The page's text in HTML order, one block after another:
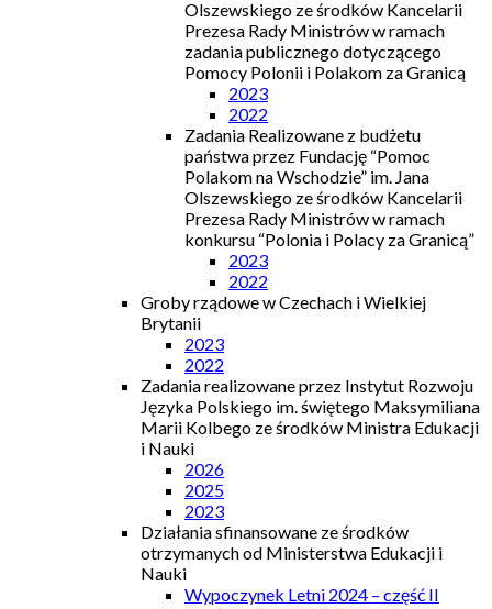
Olszewskiego ze środków Kancelarii
Prezesa Rady Ministrów w ramach
zadania publicznego dotyczącego
Pomocy Polonii i Polakom za Granicą
2023
2022
Zadania Realizowane z budżetu
państwa przez Fundację “Pomoc
Polakom na Wschodzie” im. Jana
Olszewskiego ze środków Kancelarii
Prezesa Rady Ministrów w ramach
konkursu “Polonia i Polacy za Granicą”
2023
2022
Groby rządowe w Czechach i Wielkiej
Brytanii
2023
2022
Zadania realizowane przez Instytut Rozwoju
Języka Polskiego im. świętego Maksymiliana
Marii Kolbego ze środków Ministra Edukacji
i Nauki
2026
2025
2023
Działania sfinansowane ze środków
otrzymanych od Ministerstwa Edukacji i
Nauki
Wypoczynek Letni 2024 – część II